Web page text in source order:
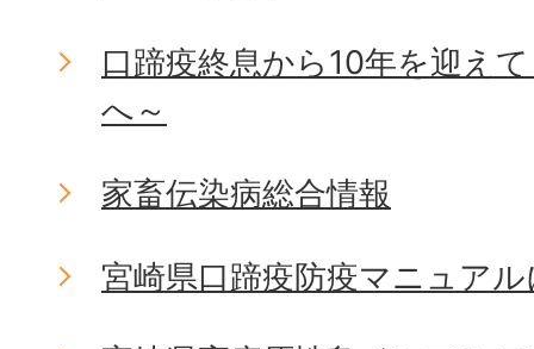
口蹄疫終息から10年を迎え
へ～
家畜伝染病総合情報
宮崎県口蹄疫防疫マニュア